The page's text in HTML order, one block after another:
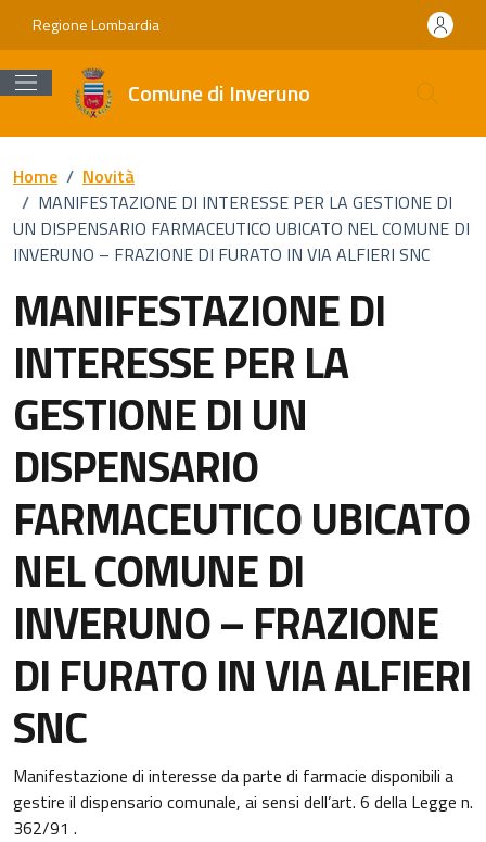
Vai ai contenuti
Vai al footer
Regione Lombardia
Comune di Inveruno
Home / Novità
/ MANIFESTAZIONE DI INTERESSE PER LA GESTIONE DI
UN DISPENSARIO FARMACEUTICO UBICATO NEL COMUNE DI
INVERUNO – FRAZIONE DI FURATO IN VIA ALFIERI SNC
MANIFESTAZIONE DI
INTERESSE PER LA
GESTIONE DI UN
DISPENSARIO
FARMACEUTICO UBICATO
NEL COMUNE DI
INVERUNO – FRAZIONE
DI FURATO IN VIA ALFIERI
SNC
Dettagli della notizia
Manifestazione di interesse da parte di farmacie disponibili a
gestire il dispensario comunale, ai sensi dell’art. 6 della Legge n.
362/91 .